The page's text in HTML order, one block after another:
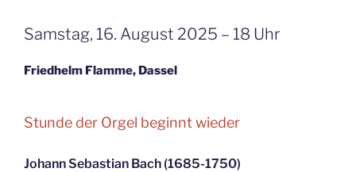
Samstag, 16. August 2025 – 18 Uhr
Friedhelm Flamme, Dassel
Stunde der Orgel beginnt wieder
Johann Sebastian Bach (1685-1750)